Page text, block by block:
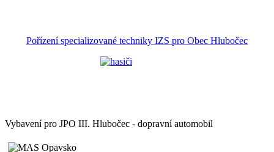
Pořízení specializované techniky IZS pro Obec Hlubočec
Vybavení pro JPO III. Hlubočec - dopravní automobil